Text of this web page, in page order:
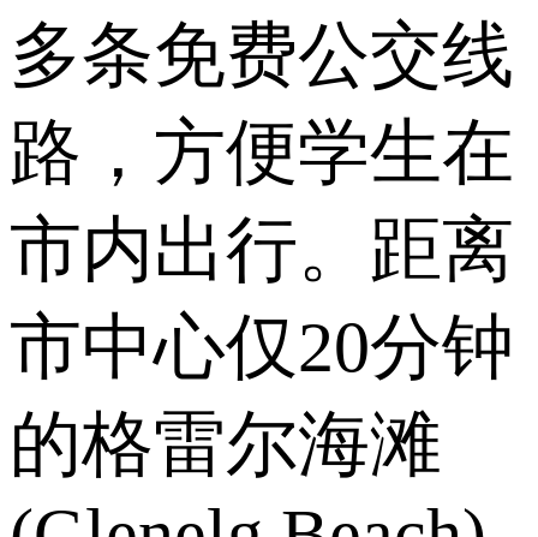
多条免费公交线
路，方便学生在
市内出行。距离
市中心仅20分钟
的格雷尔海滩